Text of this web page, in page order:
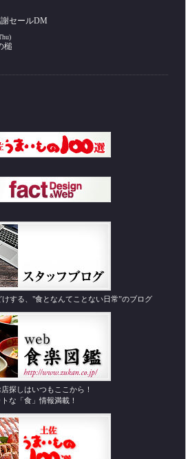
セールDM
槌
する、"食となんてことない日常”のブログ
探しはいつもここから！
トな「食」情報満載！